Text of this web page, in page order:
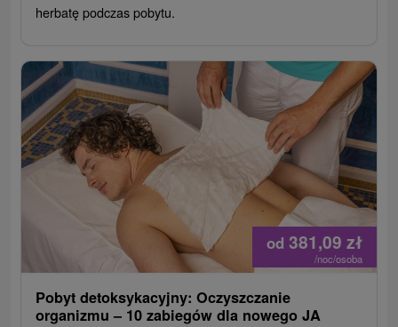
herbatę podczas pobytu.
od 381,09 zł
/noc/osoba
Pobyt detoksykacyjny: Oczyszczanie
organizmu – 10 zabiegów dla nowego JA